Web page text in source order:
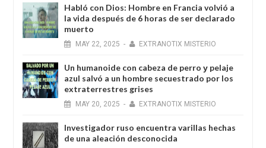
Habló con Dios: Hombre en Francia volvió a
la vida después de 6 horas de ser declarado
muerto
MAY 22, 2025 - EXTRANOTIX MISTERIO
Un humanoide con cabeza de perro у pelaje
azul salvó a un hombre secuestrado por los
extraterrestres grises
MAY 20, 2025 - EXTRANOTIX MISTERIO
Investigador ruso encuentra varillas hechas
de una aleación desconocida